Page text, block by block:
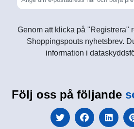
Genom att klicka på "Registrera"
Shoppingspouts nyhetsbrev.
information i
Följ oss på följande